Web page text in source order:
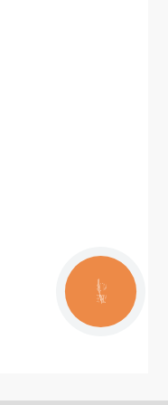
КНОПКА
ЗВ'ЯЗКУ